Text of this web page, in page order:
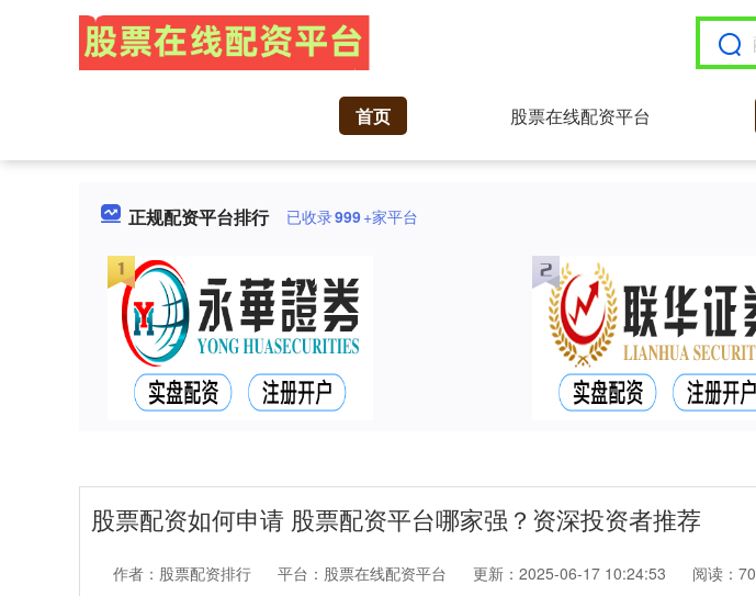
首页 股票在线配资平台
正规配资平台排行 已收录999+家平台
股票配资如何申请 股票配资平台哪家强？资深投资者推荐
作者：股票配资排行 平台：股票在线配资平台 更新：2025-06-17 10:24:53 阅读：70